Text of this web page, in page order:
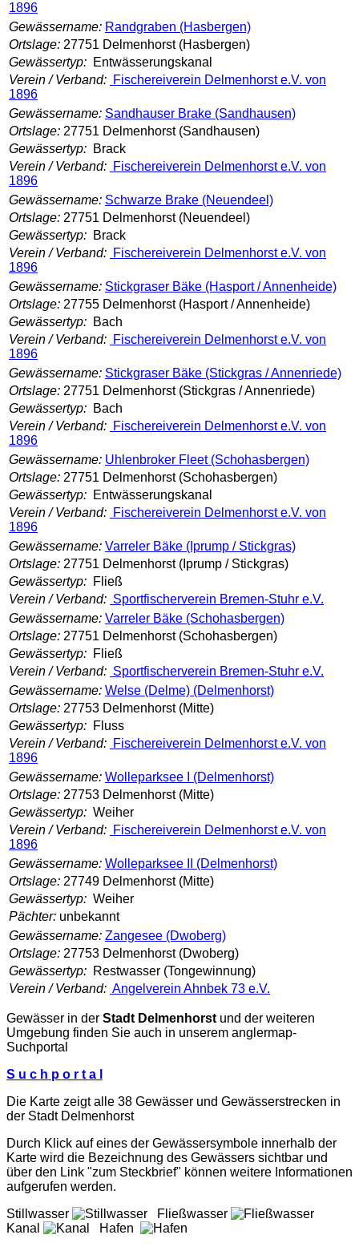
1896
Gewässername: Randgraben (Hasbergen)
Ortslage: 27751 Delmenhorst (Hasbergen)
Gewässertyp: Entwässerungskanal
Verein / Verband: Fischereiverein Delmenhorst e.V. von
1896
Gewässername: Sandhauser Brake (Sandhausen)
Ortslage: 27751 Delmenhorst (Sandhausen)
Gewässertyp: Brack
Verein / Verband: Fischereiverein Delmenhorst e.V. von
1896
Gewässername: Schwarze Brake (Neuendeel)
Ortslage: 27751 Delmenhorst (Neuendeel)
Gewässertyp: Brack
Verein / Verband: Fischereiverein Delmenhorst e.V. von
1896
Gewässername: Stickgraser Bäke (Hasport / Annenheide)
Ortslage: 27755 Delmenhorst (Hasport / Annenheide)
Gewässertyp: Bach
Verein / Verband: Fischereiverein Delmenhorst e.V. von
1896
Gewässername: Stickgraser Bäke (Stickgras / Annenriede)
Ortslage: 27751 Delmenhorst (Stickgras / Annenriede)
Gewässertyp: Bach
Verein / Verband: Fischereiverein Delmenhorst e.V. von
1896
Gewässername: Uhlenbroker Fleet (Schohasbergen)
Ortslage: 27751 Delmenhorst (Schohasbergen)
Gewässertyp: Entwässerungskanal
Verein / Verband: Fischereiverein Delmenhorst e.V. von
1896
Gewässername: Varreler Bäke (Iprump / Stickgras)
Ortslage: 27751 Delmenhorst (Iprump / Stickgras)
Gewässertyp: Fließ
Verein / Verband: Sportfischerverein Bremen-Stuhr e.V.
Gewässername: Varreler Bäke (Schohasbergen)
Ortslage: 27751 Delmenhorst (Schohasbergen)
Gewässertyp: Fließ
Verein / Verband: Sportfischerverein Bremen-Stuhr e.V.
Gewässername: Welse (Delme) (Delmenhorst)
Ortslage: 27753 Delmenhorst (Mitte)
Gewässertyp: Fluss
Verein / Verband: Fischereiverein Delmenhorst e.V. von
1896
Gewässername: Wolleparksee I (Delmenhorst)
Ortslage: 27753 Delmenhorst (Mitte)
Gewässertyp: Weiher
Verein / Verband: Fischereiverein Delmenhorst e.V. von
1896
Gewässername: Wolleparksee II (Delmenhorst)
Ortslage: 27749 Delmenhorst (Mitte)
Gewässertyp: Weiher
Pächter: unbekannt
Gewässername: Zangesee (Dwoberg)
Ortslage: 27753 Delmenhorst (Dwoberg)
Gewässertyp: Restwasser (Tongewinnung)
Verein / Verband: Angelverein Ahnbek 73 e.V.
Gewässer in der Stadt Delmenhorst und der weiteren
Umgebung finden Sie auch in unserem anglermap-
Suchportal
S u c h p o r t a l
Die Karte zeigt alle 38 Gewässer und Gewässerstrecken in
der Stadt Delmenhorst
Durch Klick auf eines der Gewässersymbole innerhalb der
Karte wird die Bezeichnung des Gewässers sichtbar und
über den Link "zum Steckbrief" können weitere Informationen
aufgerufen werden.
Stillwasser
Fließwasser
Kanal
Hafen